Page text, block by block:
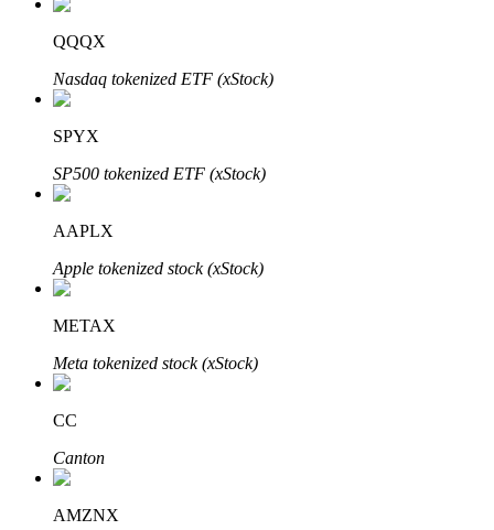
Изучите стейкинг
Узнайте о пассивном доходе
QQQX
Nasdaq tokenized ETF (xStock)
SPYX
SP500 tokenized ETF (xStock)
AAPLX
Apple tokenized stock (xStock)
METAX
Meta tokenized stock (xStock)
CC
Canton
AMZNX